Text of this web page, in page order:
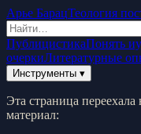
Арье БарацТеология
ПублицистикаПонять
очеркиЛитературные
Инструменты ▾
Эта страница
материал: